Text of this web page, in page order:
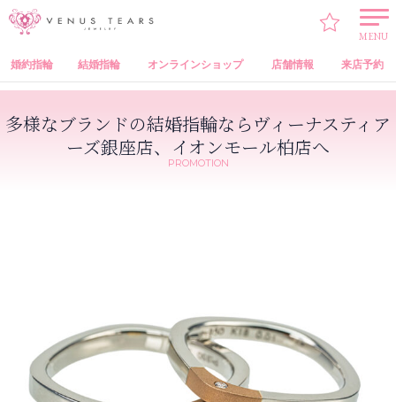
MENU
婚約指輪 結婚指輪 オンラインショップ 店舗情報 来店予約
VENUS TEARS
多様なブランドの結婚指輪ならヴィーナスティアーズ銀座店、イオンモール
柏店へ
多様なブランドの結婚指輪ならヴィーナスティア
ーズ銀座店、イオンモール柏店へ
PROMOTION